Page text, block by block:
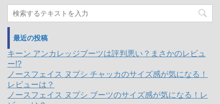
最近の投稿
キーン アンカレッジブーツは評判悪い？まさかのレビュ
ー!?
ノースフェイス ヌプシ チャッカのサイズ感が気になる！
レビューは？
ノースフェイス ヌプシ ブーツのサイズ感が気になる！レ